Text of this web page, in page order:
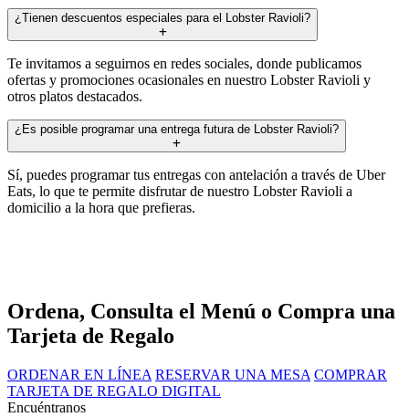
¿Tienen descuentos especiales para el Lobster Ravioli?
Te invitamos a seguirnos en redes sociales, donde publicamos
ofertas y promociones ocasionales en nuestro Lobster Ravioli y
otros platos destacados.
¿Es posible programar una entrega futura de Lobster Ravioli?
Sí, puedes programar tus entregas con antelación a través de Uber
Eats, lo que te permite disfrutar de nuestro Lobster Ravioli a
domicilio a la hora que prefieras.
Ordena, Consulta el Menú o Compra una
Tarjeta de Regalo
ORDENAR EN LÍNEA RESERVAR UNA MESA COMPRAR
TARJETA DE REGALO DIGITAL
Encuéntranos